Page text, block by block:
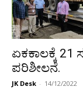
ಏಕಕಾಲಕ್ಕೆ 21
ಪರಿಶೀಲನೆ.
JK Desk - 14/12/2022